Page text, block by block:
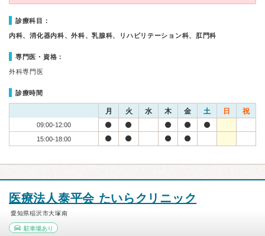
診療科目：
内科、消化器内科、外科、乳腺科、リハビリテーション科、肛門科
専門医・資格：
外科専門医
診療時間
月 火 水 木 金 土 日 祝
09:00-12:00
15:00-18:00
医療法人泰平会 たいらクリニック
愛知県稲沢市大塚南
駐車場あり